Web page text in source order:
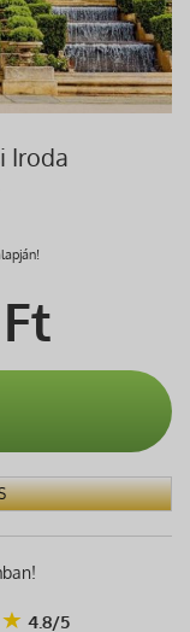
Iroda
Ft
4.8/5